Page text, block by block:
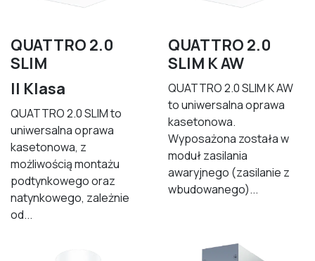
QUATTRO 2.0
SLIM
II Klasa
QUATTRO 2.0 SLIM to
uniwersalna oprawa
kasetonowa, z
możliwością montażu
podtynkowego oraz
natynkowego, zależnie
od...
QUATTRO 2.0
SLIM K AW
QUATTRO 2.0 SLIM K AW
to uniwersalna oprawa
kasetonowa.
Wyposażona została w
moduł zasilania
awaryjnego (zasilanie z
wbudowanego)...